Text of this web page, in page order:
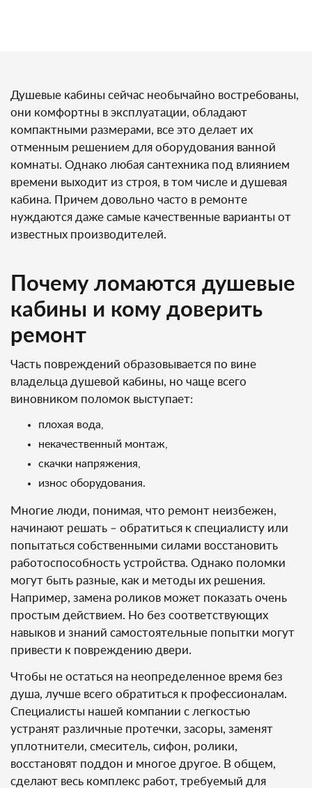
Душевые кабины сейчас необычайно востребованы,
они комфортны в эксплуатации, обладают
компактными размерами, все это делает их
отменным решением для оборудования ванной
комнаты. Однако любая сантехника под влиянием
времени выходит из строя, в том числе и душевая
кабина. Причем довольно часто в ремонте
нуждаются даже самые качественные варианты от
известных производителей.
Почему ломаются душевые
кабины и кому доверить
ремонт
Часть повреждений образовывается по вине
владельца душевой кабины, но чаще всего
виновником поломок выступает:
плохая вода,
некачественный монтаж,
скачки напряжения,
износ оборудования.
Многие люди, понимая, что ремонт неизбежен,
начинают решать – обратиться к специалисту или
попытаться собственными силами восстановить
работоспособность устройства. Однако поломки
могут быть разные, как и методы их решения.
Например, замена роликов может показать очень
простым действием. Но без соответствующих
навыков и знаний самостоятельные попытки могут
привести к повреждению двери.
Чтобы не остаться на неопределенное время без
душа, лучше всего обратиться к профессионалам.
Специалисты нашей компании с легкостью
устранят различные протечки, засоры, заменят
уплотнители, смеситель, сифон, ролики,
восстановят поддон и многое другое. В общем,
сделают весь комплекс работ, требуемый для